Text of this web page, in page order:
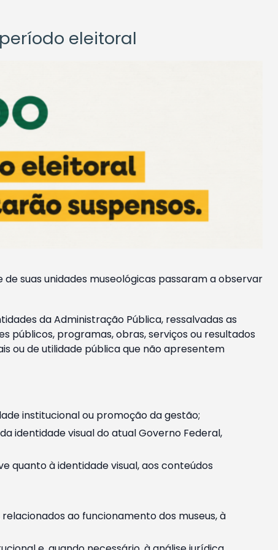
eleitoral
suas unidades museológicas passaram a observar
da Administração Pública, ressalvadas as
públicos, programas, obras, serviços ou resultados
ou de utilidade pública que não apresentem
institucional ou promoção da gestão;
identidade visual do atual Governo Federal,
quanto à identidade visual, aos conteúdos
ao funcionamento dos museus, à